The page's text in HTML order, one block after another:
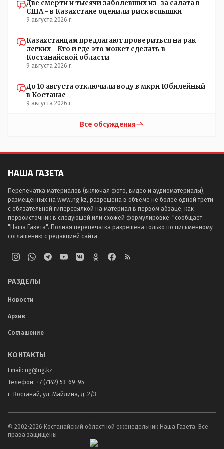
добывает ресурсы себе обязательно были их же СМИ
или СМИ с непрозрачными доходами фиг пойми от кого
нашему населению. Захотим мы сейчас пересмотреть
контракты по КТК и тут сразу же проснется какой-
нибудь айран или катык и будет доказывать что все это
происки китая или россии, казахстану нельзя ничего
партнер
Две смерти и тысячи заболевших из-за салата в
США - в Казахстане оценили риск вспышки
9 августа 2026 г.
Казахстанцам предлагают провериться на рак
легких - Кто и где это может сделать в
Костанайской области
9 августа 2026 г.
До 10 августа отключили воду в мкрн Юбилейный
в Костанае
9 августа 2026 г.
Все обсуждения
НАША ГАЗЕТА
Перепечатка материалов (включая фото, видео и аудиоматериалы),
размещенных на www.ng.kz, разрешена в объеме не более одной трети
с обязательной гиперссылкой на материал в первом абзаце, как
первоисточник в следующей или схожей формулировке: "сообщает
"Наша Газета". Полная перепечатка разрешена только по письменному
соглашению с редакцией сайта
РАЗДЕЛЫ
Новости
Архив
Соглашение
КОНТАКТЫ
Email: ng@ng.kz
Телефон: +7 (7142) 53-69-95
г. Костанай, ул. Майлина, д. 2/3
© 2002-2026 Костанайский областной еженедельник Наша Газета. Все
права защищены